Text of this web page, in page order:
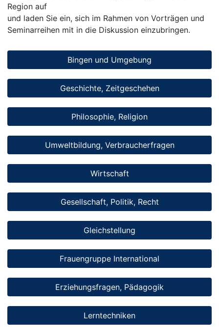
Region auf
und laden Sie ein, sich im Rahmen von Vorträgen und
Seminarreihen mit in die Diskussion einzubringen.
Bingen und Umgebung
Geschichte, Zeitgeschehen
Philosophie, Religion
Umweltbildung, Verbraucherfragen
Wirtschaft
Gesellschaft, Politik, Recht
Gleichstellung
Frauengruppe International
Erziehungsfragen, Pädagogik
Lerntechniken